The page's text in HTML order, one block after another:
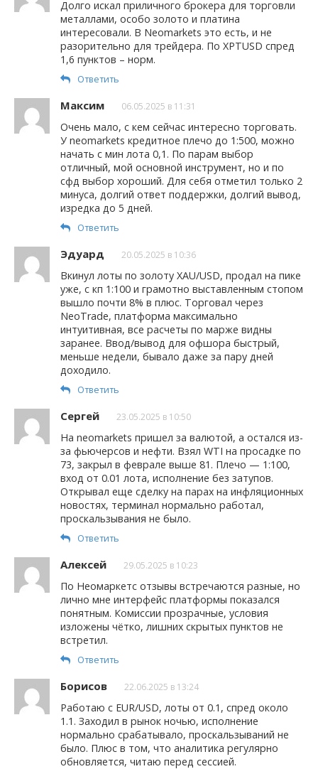
Долго искал приличного брокера для торговли
металлами, особо золото и платина
интересовали. В Neomarkets это есть, и не
разорительно для трейдера. По XPTUSD спред
1,6 пунктов – норм.
Ответить
Максим 06.05.2025 в 11:31
Очень мало, с кем сейчас интересно торговать.
У neomarkets кредитное плечо до 1:500, можно
начать с мин лота 0,1. По парам выбор
отличный, мой основной инструмент, но и по
сфд выбор хороший. Для себя отметил только 2
минуса, долгий ответ поддержки, долгий вывод,
изредка до 5 дней.
Ответить
Эдуард 20.05.2025 в 10:36
Вкинул лоты по золоту XAU/USD, продал на пике
уже, с кп 1:100 и грамотно выставленным стопом
вышло почти 8% в плюс. Торговал через
NeoTrade, платформа максимально
интуитивная, все расчеты по марже видны
заранее. Ввод/вывод для офшора быстрый,
меньше недели, бывало даже за пару дней
доходило.
Ответить
Сергей 23.05.2025 в 10:50
На neomarkets пришел за валютой, а остался из-
за фьючерсов и нефти. Взял WTI на просадке по
73, закрыл в феврале выше 81. Плечо — 1:100,
вход от 0.01 лота, исполнение без затупов.
Открывал еще сделку на парах на инфляционных
новостях, терминал нормально работал,
проскальзывания не было.
Ответить
Алексей 29.05.2025 в 10:23
По Неомаркетс отзывы встречаются разные, но
лично мне интерфейс платформы показался
понятным. Комиссии прозрачные, условия
изложены чётко, лишних скрытых пунктов не
встретил.
Ответить
Борисов 22.06.2025 в 13:24
Работаю с EUR/USD, лоты от 0.1, спред около
1.1. Заходил в рынок ночью, исполнение
нормально срабатывало, проскальзываний не
было. Плюс в том, что аналитика регулярно
обновляется, читаю перед сессией.